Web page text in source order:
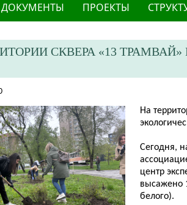
ДОКУМЕНТЫ ПРОЕКТЫ
СКВЕРА «13
​На
Сегодня,
центр
высажено
белого).